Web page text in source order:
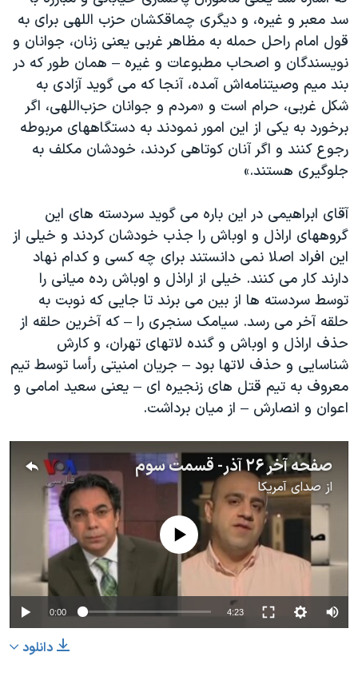
سد معبر و غیره، و دیگری چماقکشان حزب اللهی برای به
قول امام راحل حمله به مظاهر غربی یعنی زنان، جوانان و
نویسندگان و اصحاب مطبوعات و غیره – همان طور که در
بند میم وصیتنامه‌اش آمده، آنجا که می گوید آزادی به
شکل غربی، حرام است و «مردم و جوانان حزب‌اللهی، اگر
برخورد به یکی از این امور نمودند به دستگاههای مربوطه
رجوع کنند و اگر آنان کوتاهی کردند، خودشان مکلف به
جلوگیری هستند.»
آقای ابراهیمی در این باره می گوید سردسته های این
گروههای اراذل و اوباش را جذب خودشان کردند و خیلی از
این افراد اصلا نمی دانستند برای چه کسی و کدام نهاد
دارند کار می کنند. خیلی از اراذل و اوباش رده میانی را
توسط سردسته ها از بین می برند تا جایی که نوبت به
حلقه آخر می رسد. سیامک سنجری را – که آخرین حلقه از
حذف اراذل و اوباش و گنده لاتهای تهران، و کارش
شناسایی و حذف لاتها بود – جریان امنیتی رأسا توسط تیم
معروف به تیم قتل های زنجیره ای – یعنی سعید امامی و
اعوان و انصارش – از میان برداشت.
صفحه آخر ۲۶ آذر- قسمت سوم
از صدای آمریکا
No media source currently available
0:00 4:23
دانلود